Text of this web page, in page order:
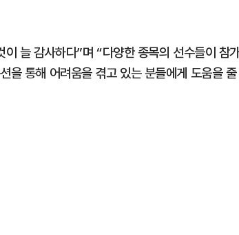
늘 감사하다”며 “다양한 종목의 선수들이 참
을 통해 어려움을 겪고 있는 분들에게 도움을 줄